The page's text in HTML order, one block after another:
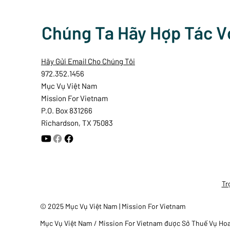
Chúng Ta Hãy Hợp Tác
© 2025 Mục Vụ Việt Nam | Mission For Vietnam
Mục Vụ Việt Nam / Mission For Vietnam được Sở Thuế Vụ
Hãy Gửi Email Cho Chúng Tôi
972.352.1456
Mục Vụ Việt Nam
Mission For Vietnam
P.O. Box 831266
Richardson, TX 75083